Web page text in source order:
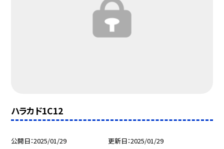
ハラカド1C12
公開日 2025/01/29 更新日 2025/01/29